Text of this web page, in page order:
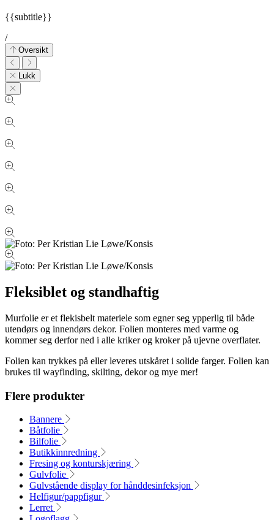
{{subtitle}}
/
Oversikt
Lukk
Fleksiblet og standhaftig
Murfolie er et flekisbelt materiele som egner seg ypperlig til både
utendørs og innendørs dekor. Folien monteres med varme og
kommer seg derfor ned i alle kriker og kroker på ujevne overflater.
Folien kan trykkes på eller leveres utskåret i solide farger. Folien kan
brukes til wayfinding, skilting, dekor og mye mer!
Flere produkter
Bannere
Båtfolie
Bilfolie
Butikkinnredning
Fresing og konturskjæring
Gulvfolie
Gulvstående display for hånddesinfeksjon
Helfigur/pappfigur
Lerret